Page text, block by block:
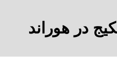
در هوراند